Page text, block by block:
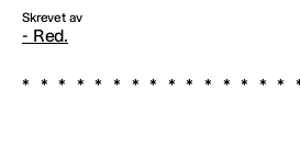
Skrevet av
- Red.